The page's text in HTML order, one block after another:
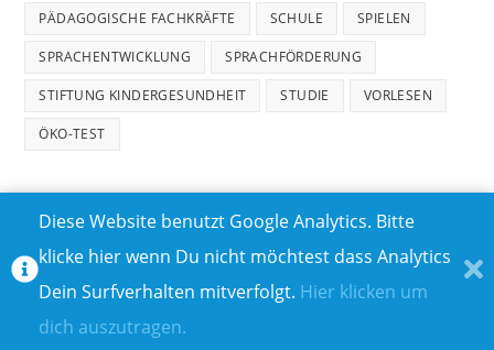
PÄDAGOGISCHE FACHKRÄFTE SCHULE SPIELEN
SPRACHENTWICKLUNG SPRACHFÖRDERUNG
STIFTUNG KINDERGESUNDHEIT STUDIE VORLESEN
ÖKO-TEST
TEILNAHMEBEDINGUNGEN FÜR GEWINNSPIELE
IMPRESSUM
ÜBER UNS I
Diese Website benutzt Google Analytics. Bitte
klicke hier wenn Du nicht möchtest dass Analytics
Dein Surfverhalten mitverfolgt. Hier klicken um
dich auszutragen.